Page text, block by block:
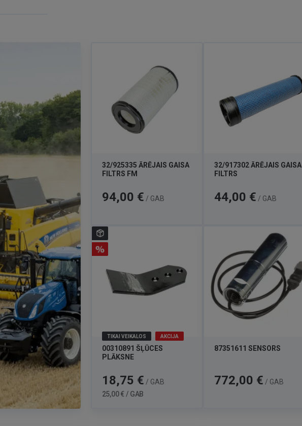
32/925335 ĀRĒJAIS GAISA
FILTRS FM
Cena
94,00 € / GAB
32/917302 ĀRĒJAIS GAISA
FILTRS
Cena
44,00 € / GAB
TIKAI VEIKALOS AKCIJA
00310891 ŠĻŪCES
PLĀKSNE
Cena
18,75 € / GABcena
25,00 € / GAB
87351611 SENSORS
Cena
772,00 € / GAB